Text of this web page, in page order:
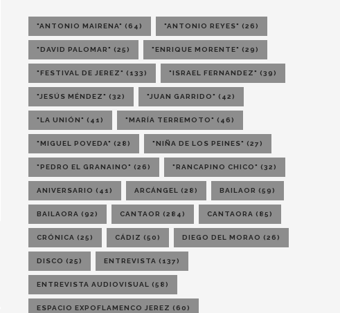
"ANTONIO MAIRENA" (64) "ANTONIO REYES" (26)
"DAVID PALOMAR" (25) "ENRIQUE MORENTE" (29)
"FESTIVAL DE JEREZ" (133) "ISRAEL FERNANDEZ" (39)
"JESÚS MÉNDEZ" (32) "JUAN GARRIDO" (42)
"LA UNIÓN" (41) "MARÍA TERREMOTO" (46)
"MIGUEL POVEDA" (28) "NIÑA DE LOS PEINES" (27)
"PEDRO EL GRANAINO" (26) "RANCAPINO CHICO" (32)
ANIVERSARIO (41) ARCÁNGEL (28) BAILAOR (59)
BAILAORA (92) CANTAOR (284) CANTAORA (85)
CRÓNICA (25) CÁDIZ (50) DIEGO DEL MORAO (26)
DISCO (25) ENTREVISTA (137)
ENTREVISTA AUDIOVISUAL (58)
ESPACIO EXPOFLAMENCO JEREZ (60)